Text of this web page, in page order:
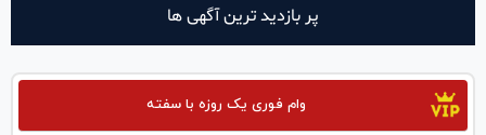
پر بازدید ترین آگهی ها
وام فوری یک روزه با سفته